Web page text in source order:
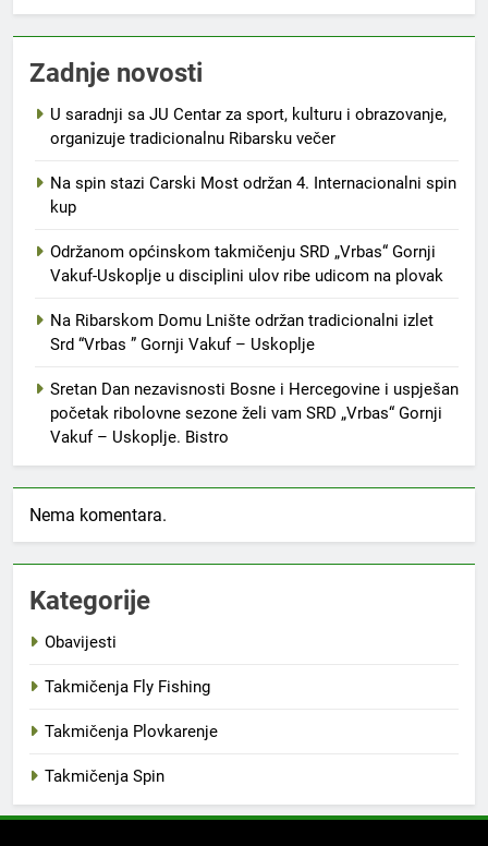
Zadnje novosti
U saradnji sa JU Centar za sport, kulturu i obrazovanje,
organizuje tradicionalnu Ribarsku večer
Na spin stazi Carski Most održan 4. Internacionalni spin
kup
Održanom općinskom takmičenju SRD „Vrbas“ Gornji
Vakuf-Uskoplje u disciplini ulov ribe udicom na plovak
Na Ribarskom Domu Lnište održan tradicionalni izlet
Srd “Vrbas ” Gornji Vakuf – Uskoplje
Sretan Dan nezavisnosti Bosne i Hercegovine i uspješan
početak ribolovne sezone želi vam SRD „Vrbas“ Gornji
Vakuf – Uskoplje. Bistro
Nema komentara.
Kategorije
Obavijesti
Takmičenja Fly Fishing
Takmičenja Plovkarenje
Takmičenja Spin